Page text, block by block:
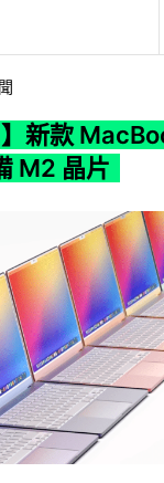
】新款
M2 晶片